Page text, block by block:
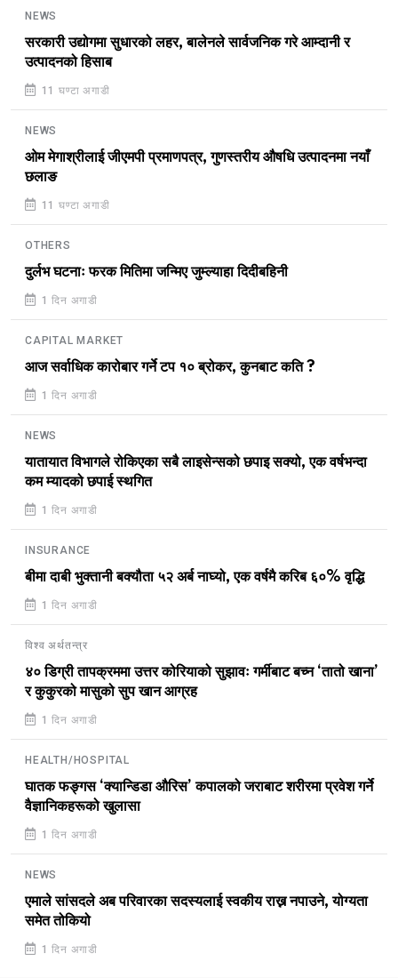
NEWS
सरकारी उद्योगमा सुधारको लहर, बालेनले सार्वजनिक गरे आम्दानी र
उत्पादनको हिसाब
11 घण्टा अगाडी
NEWS
ओम मेगाश्रीलाई जीएमपी प्रमाणपत्र, गुणस्तरीय औषधि उत्पादनमा नयाँ
छलाङ
11 घण्टा अगाडी
OTHERS
दुर्लभ घटनाः फरक मितिमा जन्मिए जुम्ल्याहा दिदीबहिनी
1 दिन अगाडी
CAPITAL MARKET
आज सर्वाधिक कारोबार गर्ने टप १० ब्रोकर, कुनबाट कति ?
1 दिन अगाडी
NEWS
यातायात विभागले रोकिएका सबै लाइसेन्सको छपाइ सक्यो, एक वर्षभन्दा
कम म्यादको छपाई स्थगित
1 दिन अगाडी
INSURANCE
बीमा दाबी भुक्तानी बक्यौता ५२ अर्ब नाघ्यो, एक वर्षमै करिब ६०% वृद्धि
1 दिन अगाडी
विश्व अर्थतन्त्र
४० डिग्री तापक्रममा उत्तर कोरियाको सुझावः गर्मीबाट बच्न ‘तातो खाना’
र कुकुरको मासुको सुप खान आग्रह
1 दिन अगाडी
HEALTH/HOSPITAL
घातक फङ्गस ‘क्यान्डिडा औरिस’ कपालको जराबाट शरीरमा प्रवेश गर्ने
वैज्ञानिकहरूको खुलासा
1 दिन अगाडी
NEWS
एमाले सांसदले अब परिवारका सदस्यलाई स्वकीय राख्न नपाउने, योग्यता
समेत तोकियो
1 दिन अगाडी